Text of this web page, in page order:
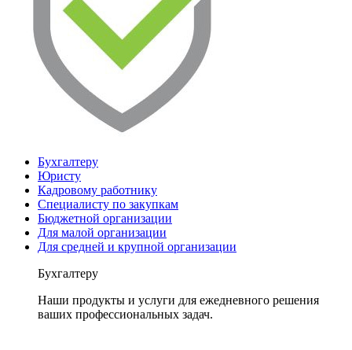
Бухгалтеру
Юристу
Кадровому работнику
Специалисту по закупкам
Бюджетной организации
Для малой организации
Для средней и крупной организации
Бухгалтеру
Наши продукты и услуги для ежедневного решения
ваших профессиональных задач.